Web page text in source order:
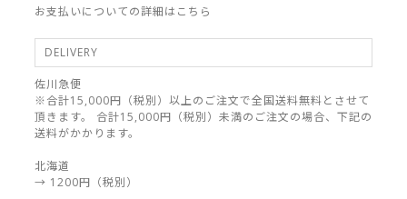
お支払いについての詳細はこちら
DELIVERY
佐川急便
※合計15,000円（税別）以上のご注文で全国送料無料とさせて
頂きます。 合計15,000円（税別）未満のご注文の場合、下記の
送料がかかります。
北海道
→ 1200円（税別）